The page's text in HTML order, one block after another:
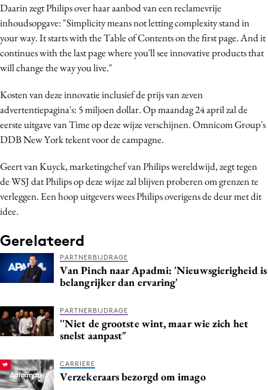
Media
Merkstrategie
PR
Programmatic
Reputatie & crisis
Daarin zegt Philips over haar aanbod van een reclamevrije
inhoudsopgave: "Simplicity means not letting complexity stand in
your way. It starts with the Table of Contents on the first page. And it
continues with the last page where you'll see innovative products that
will change the way you live."
Kosten van deze innovatie inclusief de prijs van zeven
advertentiepagina's: 5 miljoen dollar. Op maandag 24 april zal de
eerste uitgave van Time op deze wijze verschijnen. Omnicom Group's
DDB New York tekent voor de campagne.
Geert van Kuyck, marketingchef van Philips wereldwijd, zegt tegen
de WSJ dat Philips op deze wijze zal blijven proberen om grenzen te
verleggen. Een hoop uitgevers wees Philips overigens de deur met dit
idee.
Gerelateerd
PARTNERBIJDRAGE
Van Pinch naar Apadmi: 'Nieuwsgierigheid is
belangrijker dan ervaring'
PARTNERBIJDRAGE
''Niet de grootste wint, maar wie zich het
snelst aanpast"
CARRIERE
Verzekeraars bezorgd om imago